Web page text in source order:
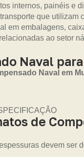
internos, painéis e
que utilizam
em embalagens,
ao setor
Naval
Naval em
de
devem ser